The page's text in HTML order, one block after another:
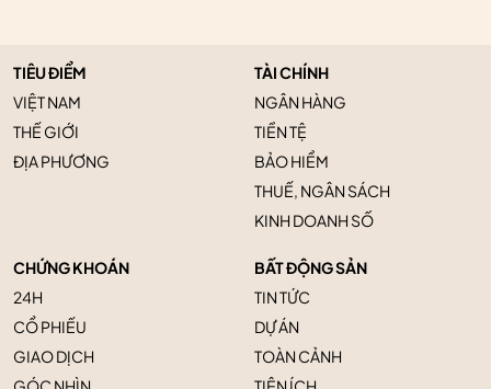
TIÊU ĐIỂM
VIỆT NAM
THẾ GIỚI
ĐỊA PHƯƠNG
TÀI CHÍNH
NGÂN HÀNG
TIỀN TỆ
BẢO HIỂM
THUẾ, NGÂN SÁCH
KINH DOANH SỐ
CHỨNG KHOÁN
24H
CỔ PHIẾU
GIAO DỊCH
BẤT ĐỘNG SẢN
TIN TỨC
DỰ ÁN
TOÀN CẢNH